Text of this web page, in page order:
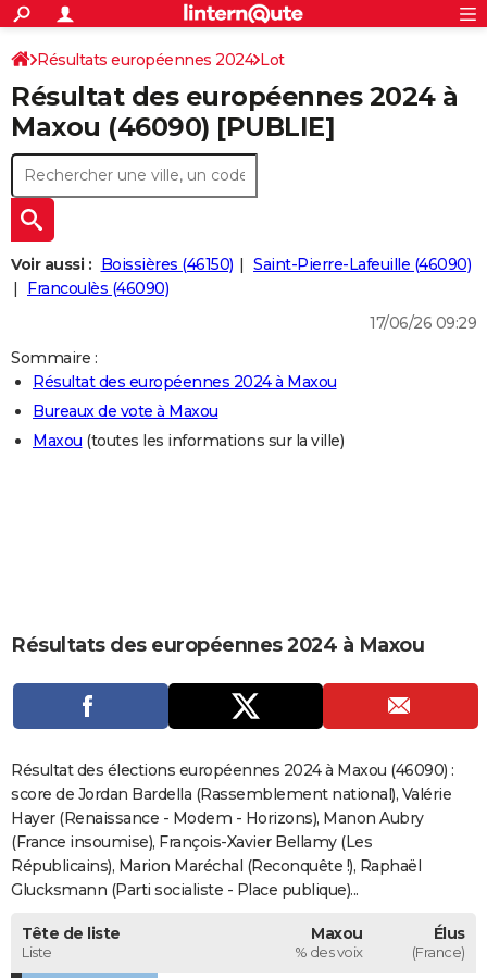
ACTUALITÉS
Politique
Société
Faits Divers
Education
Monde
Villes
+
SPORT
Coupe du monde 2026
Football
Tennis
Cyclisme
Rugby
Forum
Programme TV
TNT
Streaming
Cinéma
Sorties cinéma
Musique
+
FINANCE
Retraite
Impôts
Epargne
Immobilier
Risques naturels par ville
Banque
Assurance
Crédit
AUTO
Essais
Réserver un essai
Citadines
Berlines
SUV
Forum auto
+
HIGH-TECH
Mobiles
Meilleur smartphone
Internet
Ordinateurs
Jeux vidéo
Guide high-tech
BRICOLAGE
Guides de France
Escapades
Patrimoine
Expositions
Musées
Week-end nature
LIFESTYLE
Art de vivre
Bien-être
Loisirs
Mode
Modes de vie
CARTE DE VOEUX
Carte de Noël
Carte Bonne année
Carte Saint-Valentin
Carte Pâques
Carte d'anniversaire
DICTIONNAIRE
Dictionnaire
Biographies
Citations
Expressions
Proverbes
PROGRAMME TV
COPAINS D'AVANT
S'inscrire
Se connecter
Lycées
Collèges
Primaires
Universités
Entreprises
Service militaire
Avis de recherche
AVIS DE DÉCÈS
FORUM
S'inscrire
Connexion
Résultats européennes 2024 Lot
Résultat des européennes 2024 à
Maxou (46090) [PUBLIE]
Voir aussi : Boissières (46150)
Saint-Pierre-Lafeuille (46090)
Francoulès (46090)
17/06/26 09:29
Sommaire :
Résultat des européennes 2024 à Maxou
Bureaux de vote à Maxou
Maxou (toutes les informations sur la ville)
Résultats des européennes 2024 à Maxou
Résultat des élections européennes 2024 à Maxou (46090) :
score de Jordan Bardella (Rassemblement national), Valérie
Hayer (Renaissance - Modem - Horizons), Manon Aubry
(France insoumise), François-Xavier Bellamy (Les
Républicains), Marion Maréchal (Reconquête !), Raphaël
Glucksmann (Parti socialiste - Place publique)...
Tête de liste
Liste
Maxou
% des voix
Élus
(France)